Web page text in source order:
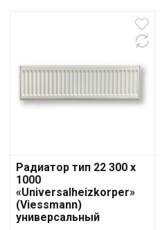
Радиатор тип 22 300 x
1000
«Universalheizkorper»
(Viessmann)
универсальный